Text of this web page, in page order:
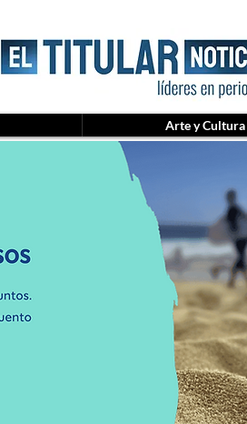
Arte y Cultura